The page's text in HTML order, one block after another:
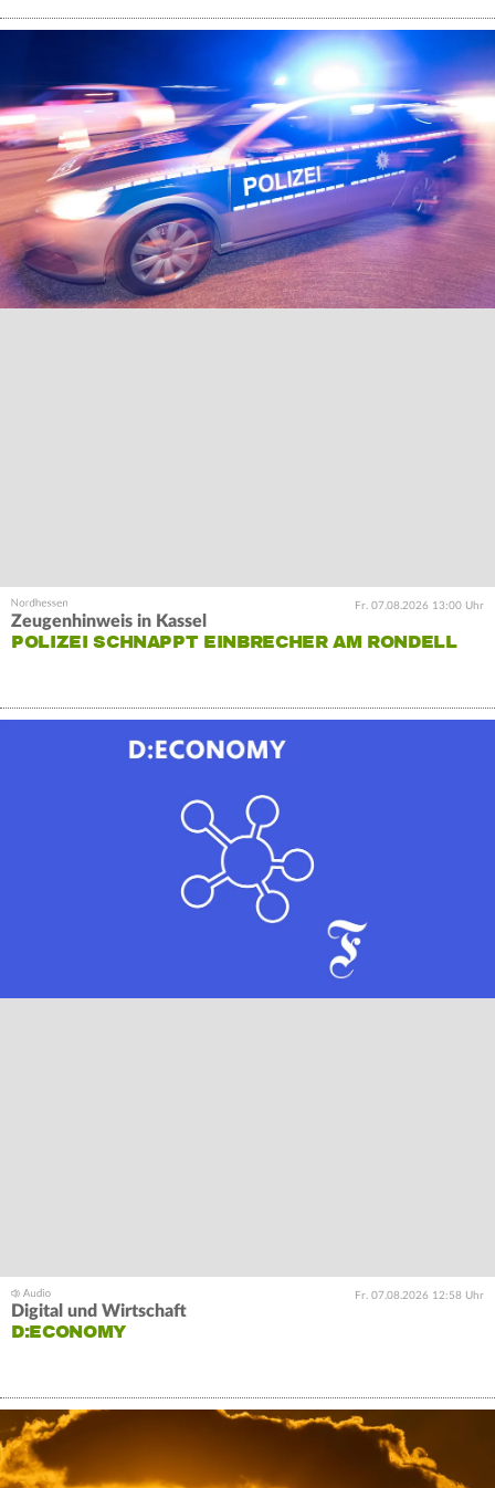
Fr. 07.08.2026 13:00 Uhr
Zeugenhinweis in Kassel
POLIZEI SCHNAPPT EINBRECHER AM RONDELL
Fr. 07.08.2026 12:58 Uhr
Digital und Wirtschaft
D:ECONOMY